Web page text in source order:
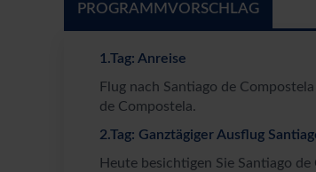
PROGRAMMVORSCHLAG
1.Tag: Anreise
Flug nach Santiago de
de Compostela.
2.Tag: Ganztägiger Ausflug
Heute besichtigen Sie Santiago